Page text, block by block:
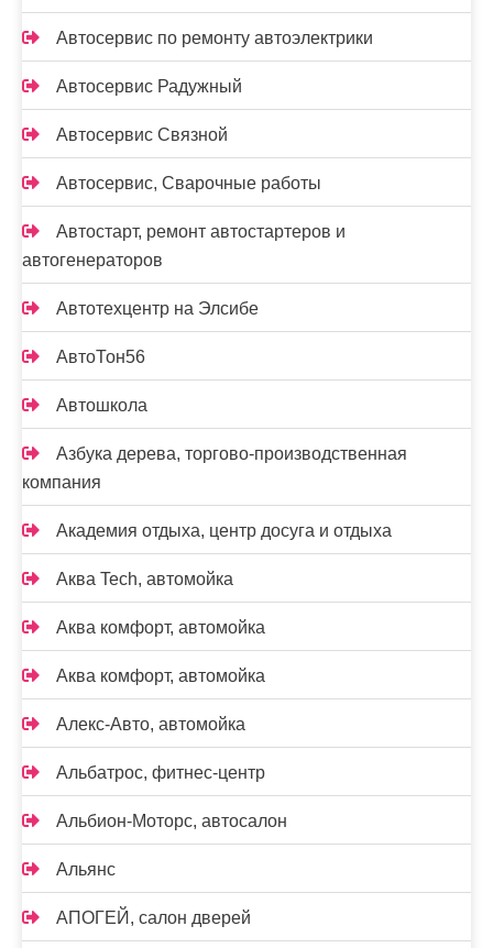
Автосервис по ремонту автоэлектрики
Автосервис Радужный
Автосервис Связной
Автосервис, Сварочные работы
Автостарт, ремонт автостартеров и
автогенераторов
Автотехцентр на Элсибе
АвтоТон56
Автошкола
Азбука дерева, торгово-производственная
компания
Академия отдыха, центр досуга и отдыха
Аква Tech, автомойка
Аква комфорт, автомойка
Аква комфорт, автомойка
Алекс-Авто, автомойка
Альбатрос, фитнес-центр
Альбион-Моторс, автосалон
Альянс
АПОГЕЙ, салон дверей